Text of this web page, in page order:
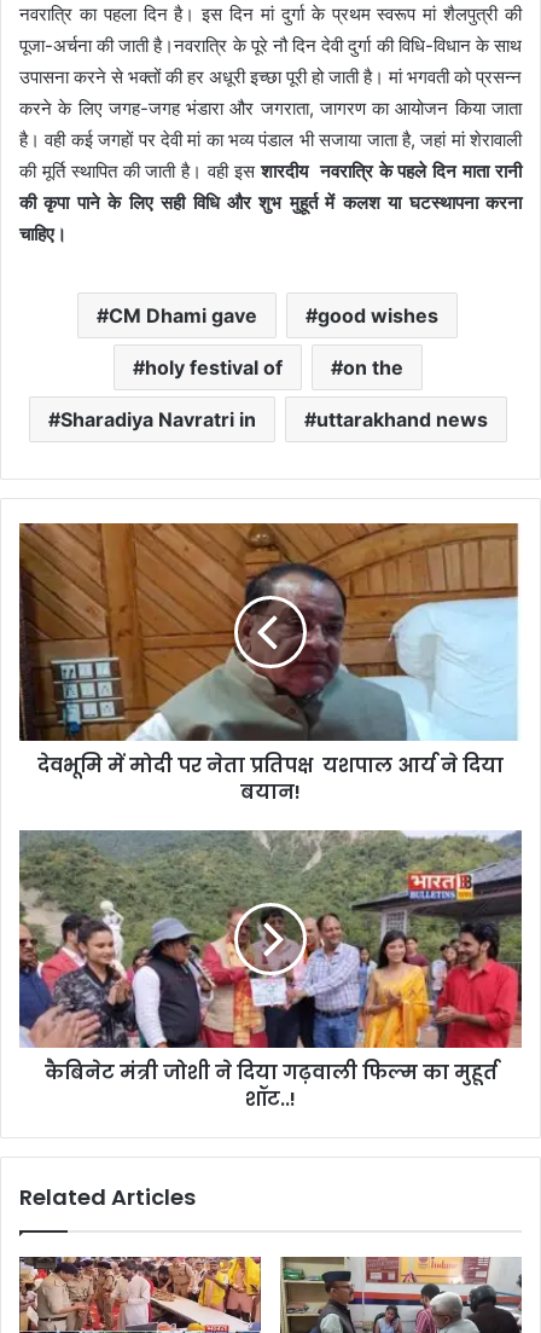
नवरात्रि का पहला दिन है। इस दिन मां दुर्गा के प्रथम स्वरूप मां शैलपुत्री की
पूजा-अर्चना की जाती है।नवरात्रि के पूरे नौ दिन देवी दुर्गा की विधि-विधान के साथ
उपासना करने से भक्तों की हर अधूरी इच्छा पूरी हो जाती है। मां भगवती को प्रसन्न
करने के लिए जगह-जगह भंडारा और जगराता, जागरण का आयोजन किया जाता
है। वही कई जगहों पर देवी मां का भव्य पंडाल भी सजाया जाता है, जहां मां शेरावाली
की मूर्ति स्थापित की जाती है। वही इसशारदीय नवरात्रि के पहले दिन माता रानी
की कृपा पाने के लिए सही विधि और शुभ मुहूर्त में कलश या घटस्थापना करना
चाहिए।
CM Dhami gave good wishes
holy festival of on the
Sharadiya Navratri in uttarakhand news
देवभूमि में मोदी पर नेता प्रतिपक्ष यशपाल आर्य ने दिया
बयान!
कैबिनेट मंत्री जोशी ने दिया गढ़वाली फिल्म का मुहूर्त
शॉट..!
Related Articles